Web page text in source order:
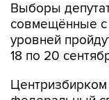
Выборы
совмещённые
уровней
18 по 20
Центризбирком